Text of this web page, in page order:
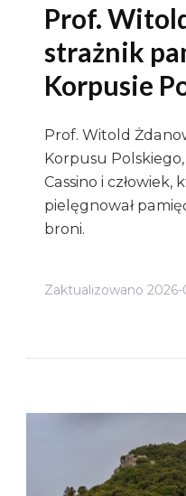
Prof.
strażnik
Korpusie
Prof. Witold
Korpusu
Cassino i
pielęgnował
broni.
Zaktualizowano 2026-